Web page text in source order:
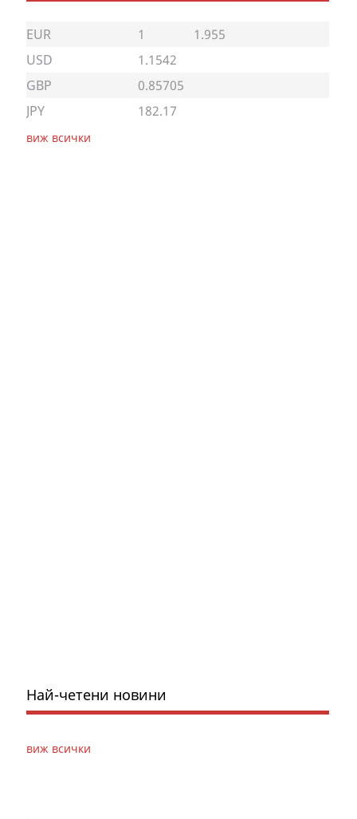
EUR 1
1.955
USD
1.1542
GBP
0.85705
JPY
182.17
виж всички
Най-четени новини
виж всички